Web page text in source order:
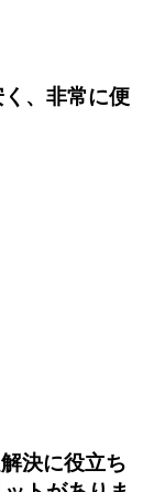
、非常に便
決に役立ち